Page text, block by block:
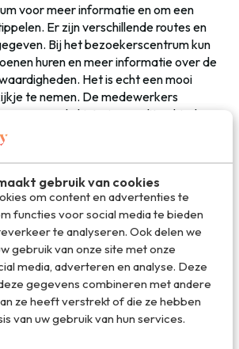
gebruik van cookies
om content en advertenties te
functies voor social media te bieden
te analyseren. Ook delen we
gebruik van onze site met onze
media, adverteren en analyse. Deze
gegevens combineren met andere
ze heeft verstrekt of die ze hebben
van uw gebruik van hun services.
voor meer informatie en om een
Er zijn verschillende routes en
Bij het bezoekerscentrum kun
huren en meer informatie over de
Het is echt een mooi
te nemen. De medewerkers
over de historie van dit gebied en
zien en doen in Store Mosse.
is niet toegestaan, maar je kunt bij
naar de stuga’s van Svänö,
een overnachting.